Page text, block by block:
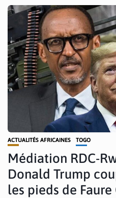
ACTUALITÉS AFRICAINES TOGO
Médiation RDC-
Donald Trump
les pieds de Faure